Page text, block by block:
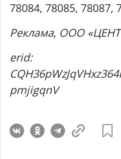
78084, 78085, 78087,
Реклама, ООО
erid:
pmjigqnV